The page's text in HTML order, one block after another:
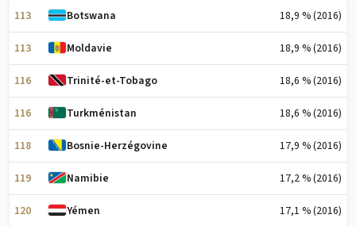
113 Botswana 18,9 % (2016)
113 Moldavie 18,9 % (2016)
116 Trinité-et-Tobago 18,6 % (2016)
116 Turkménistan 18,6 % (2016)
118 Bosnie-Herzégovine 17,9 % (2016)
119 Namibie 17,2 % (2016)
120 Yémen 17,1 % (2016)